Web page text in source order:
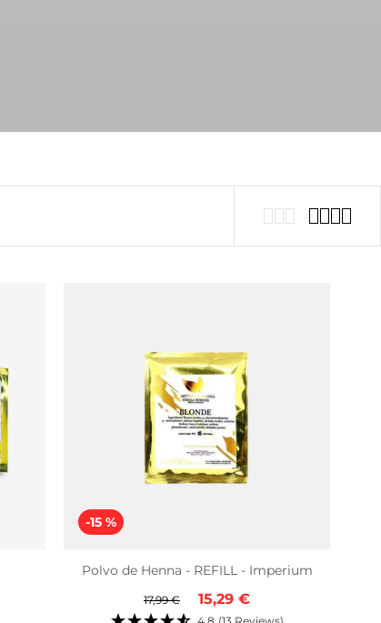
-15 %
Polvo de Henna - REFILL - Imperium
Precio
17,99 €
Precio
15,29 €